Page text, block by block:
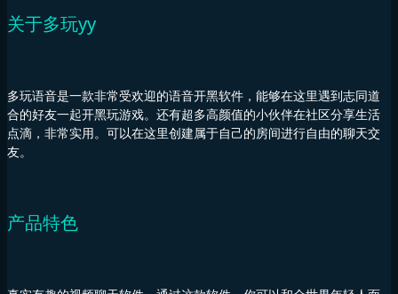
关于多玩yy
多玩语音是一款非常受欢迎的语音开黑软件，能够在这里遇到志同道
合的好友一起开黑玩游戏。还有超多高颜值的小伙伴在社区分享生活
点滴，非常实用。可以在这里创建属于自己的房间进行自由的聊天交
友。
产品特色